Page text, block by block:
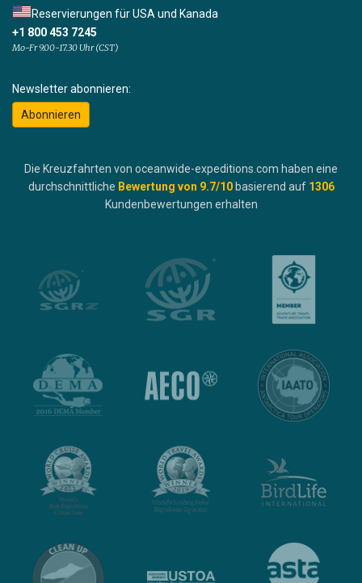
Reservierungen für USA und Kanada
+1 800 453 7245
Mo-Fr 9.00-17.30 Uhr (CST)
Newsletter abonnieren:
Abonnieren
Die Kreuzfahrten von oceanwide-expeditions.com haben eine
durchschnittliche Bewertung von 9.7/10 basierend auf 1306
Kundenbewertungen erhalten